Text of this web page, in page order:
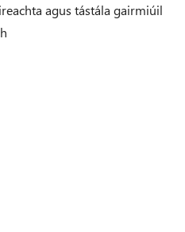
agus tástála gairmiúil